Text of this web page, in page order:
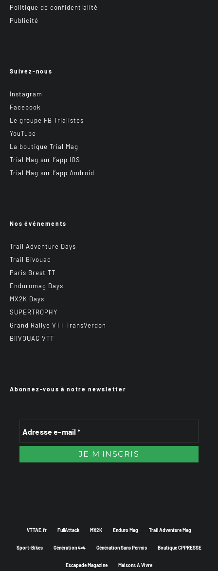
Politique de confidentialité
Publicité
Suivez-nous
Instagram
Facebook
Le groupe FB Trialistes
YouTube
La boutique Trial Mag
Trial Mag sur l’app IOS
Trial Mag sur l’app Android
Nos événements
Trail Adventure Days
Trail Bivouac
Paris Brest TT
Enduromag Days
MX2K Days
SUPERTROPHY
Grand Rallye VTT TransVerdon
BiiVOUAC VTT
Abonnez-vous à notre newsletter
VTTAE.fr FullAttack MX2K Enduro Mag Trail Adventure Mag
Sport-Bikes Génération 4×4 Génération Sans Permis Boutique CPPRESSE
Escapade Magazine Maisons A Vivre